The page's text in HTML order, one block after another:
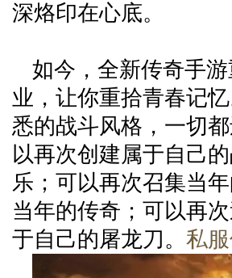
深烙印在心底。
如今，全新传奇手
业，让你重拾青春记
悉的战斗风格，一切
以再次创建属于自己
乐；可以再次召集当
当年的传奇；可以再
于自己的屠龙刀。 私